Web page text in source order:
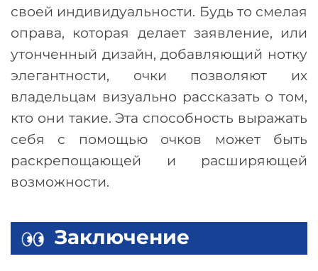
своей индивидуальности. Будь то смелая
оправа, которая делает заявление, или
утонченный дизайн, добавляющий нотку
элегантности, очки позволяют их
владельцам визуально рассказать о том,
кто они такие. Эта способность выражать
себя с помощью очков может быть
раскрепощающей и расширяющей
возможности.
Заключение